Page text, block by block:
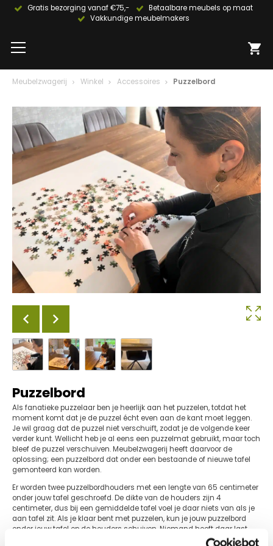
Gratis bezorging vanaf €75,-
Betaalbare meubels op maat
Vakkundige meubelmakers
Meubelzwagerij Winkel Accessoires Puzzelbord
Puzzelbord
Als fanatieke puzzelaar ben je heerlijk aan het puzzelen, totdat het
moment komt dat je de puzzel écht even aan de kant moet leggen.
Je wil graag dat de puzzel niet verschuift, zodat je de volgende keer
verder kunt. Wellicht heb je al eens een puzzelmat gebruikt, maar toch
bleef de puzzel verschuiven. Meubelzwagerij heeft daarvoor de
oplossing; een puzzelbord dat onder een bestaande of nieuwe tafel
gemonteerd kan worden.
Er worden twee puzzelbordhouders met een lengte van 65 centimeter
onder jouw tafel geschroefd. De dikte van de houders zijn 4
centimeter, dus bij een gemiddelde tafel voel je daar niets van als je
aan tafel zit. Als je klaar bent met puzzelen, kun je jouw puzzelbord
onder jouw tafel op de houders schuiven. Niemand heeft daar last
van en jij kunt op het volgende moment ongestoord verder.